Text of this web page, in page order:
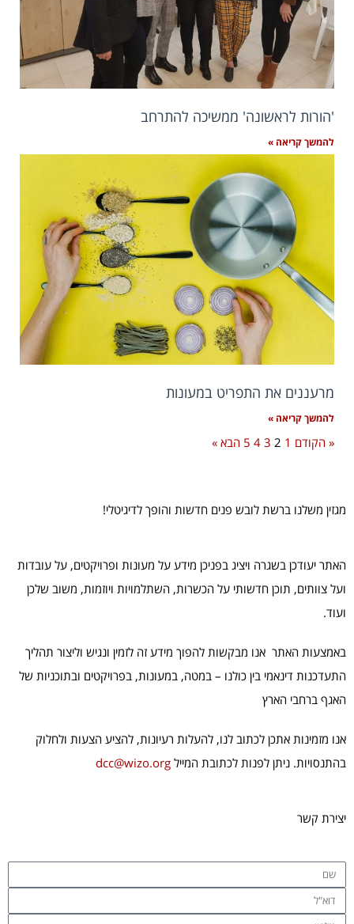
'הורות לראשונה' ממשיכה להתרחב
להמשך קריאה »
מרעננים את התפריט במעונות
להמשך קריאה »
« הקודם 1
2
3
4
5 הבא »
מגזין משלנו ברשת לובש פנים חדשות והופך לדיגיטלי!
האתר יעודכן בשגרה ויציג בפניכן מידע על מעונות ופרויקטים, על עובדות
ועל צוותים, תוכן חדשותי על הכשרות, השתלמויות ויוזמות, משוב שלכן
ועוד.
באמצעות האתר אנו מבקשות להפוך מידע זה לזמין ונגיש וליצור תהליך
התעדכנות דינאמי בין כולנו – במטה, במעונות, בפרויקטים ובתוכניות של
האגף ברחבי הארץ
אנו מזמינות אתכן לכתוב לנו, להעלות רעיונות, להציע הצעות ולחלוק
בהתנסויות. ניתן לפנות לכתובת המייל dcc@wizo.org
יצירת קשר